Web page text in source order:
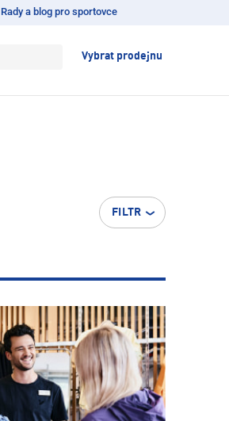
Rady a blog pro sportovce
Vybrat prodejnu
FILTR